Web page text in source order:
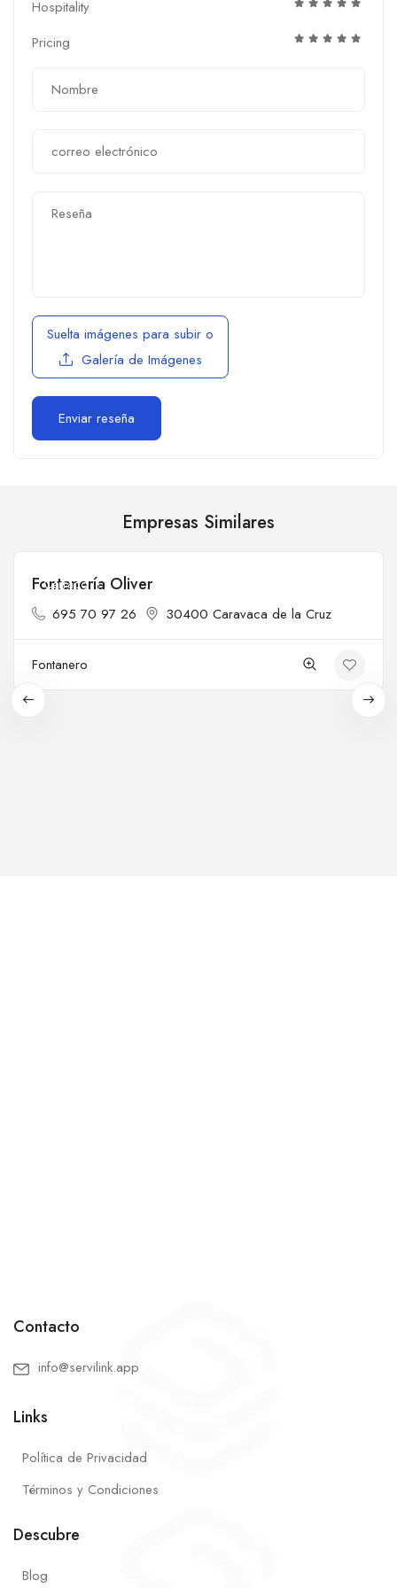
Hospitality
Pricing
Suelta imágenes para subir o
Galería de Imágenes
Empresas Similares
Cerrado
Fontanería Oliver
695 70 97 26 30400 Caravaca de la Cruz
Fontanero
Contacto
info@servilink.app
Links
Política de Privacidad
Términos y Condiciones
Descubre
Blog